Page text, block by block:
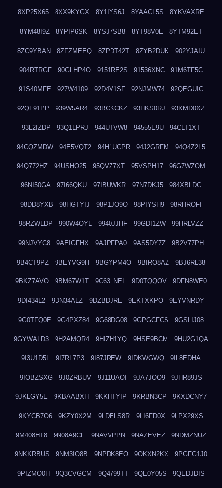
8XP25X65 8XX9KYGX 8Y1IYS6J 8YAACL5S 8YKVAXRE
8YM48I9Z 8YPIP6SK 8YSJ7SB8 8YT98V0E 8YTM92ET
8ZC9YBAN 8ZFZMEEQ 8ZPDT42T 8ZYB2DUK 902YJAIU
904RTRGF 90GLHP4O 9151RE2S 91536XNC 91M6TF5C
91S40MFE 927W4109 92D4V1SF 92NJMW74 92QEGUIC
92QF91PP 939W5AR4 93BCKCKZ 93HKS0RJ 93KMD0XZ
93L2IZDP 93Q1LPRJ 944UTVW8 94555E9U 94CLT1XT
94CQZMDW 94E5VQT2 94H1UCPR 94J2GRFM 94Q4Z2L5
94Q772HZ 94USHO25 95QVZ7XT 95VSPH17 96G7WZOM
96NI50GA 97I66QKU 97IBUWKR 97N7DKJ5 984XBLDC
98DD8YXB 98HGTYIJ 98P1JO9O 98PIYSH9 98RHROFI
98RZWLDP 990W4OYL 9940JJHF 99GDI1ZW 99HRLVZZ
99NJVYC8 9AEIGFHX 9AJPFPA0 9AS5DY7Z 9B2V77PH
9B4CT9PZ 9BEYVG9H 9BGYPM4O 9BIRO8AZ 9BJ6RL38
9BKZ7AVO 9BM67W1T 9C63LNEL 9D0TQQOV 9DFN8WE0
9DI434L2 9DN34ALZ 9DZBDJRE 9EKTXKPO 9EYVNRDY
9G0TFQ0E 9G4PXZ84 9G68DG08 9GPGCFCS 9GSLIJ08
9GYWALD3 9H2AMQR4 9HIZH1YQ 9HSE9BCM 9HU2G1QA
9I3U1D5L 9I7RL7P3 9I87JREW 9IDKWGWQ 9IL8EDHA
9IQBZSXG 9J0ZRBUV 9J11UAOI 9JA7JOQ9 9JHR89JS
9JKLGY5E 9KBAABXH 9KKHTYIP 9KRBN3CP 9KXDCNY7
9KYCB7O6 9KZY0X2M 9LDELS8R 9LI6FD0X 9LPX29XS
9M408HT8 9N08A9CF 9NAVVPPN 9NAZEVEZ 9NDMZNUZ
9NKKRBUS 9NM3IO8B 9NPDK8EO 9OKXN2KX 9PGFG1J0
9PIZMO0H 9Q3CVGCM 9Q4799TT 9QE0Y05S 9QEDJDIS